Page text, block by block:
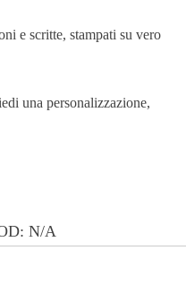
e scritte, stampati su vero
una personalizzazione,
N/A